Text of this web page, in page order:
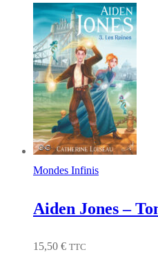
Mondes Infinis
Aiden Jones –
15,50 € TTC